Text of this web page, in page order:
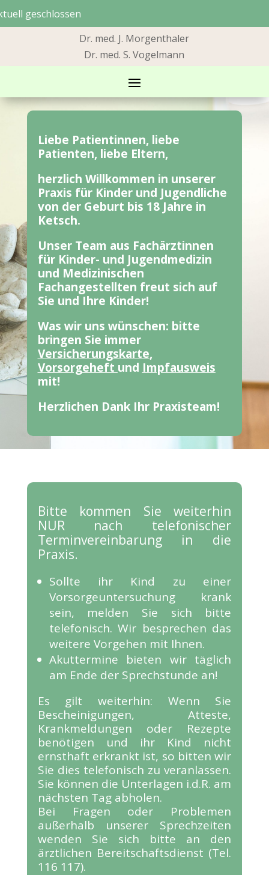
geschlossen
Dr. med. J. Morgenthaler
Dr. med. S. Vogelmann
Liebe Patientinnen, liebe
Patienten, liebe Eltern,
herzlich Willkommen in unserer
Praxis für Kinder und Jugendliche
von der Geburt bis 18 Jahre in
Ketsch.
Unser Team aus Fachärztinnen
für Kinder- und Jugendmedizin
und Medizinischen
Fachangestellten freut sich auf
Sie und Ihre Kinder!
Was wir uns wünschen: bitte
bringen Sie immer
Versicherungskarte,
Vorsorgeheft und Impfausweis
mit!
Herzlichen Dank Ihr Praxisteam!
Bitte kommen Sie weiterhin
NUR nach telefonischer
Terminvereinbarung in die
Praxis.
Sollte ihr Kind zu einer
Vorsorgeuntersuchung krank
sein, melden Sie sich bitte
telefonisch. Wir besprechen das
weitere Vorgehen mit Ihnen.
Akuttermine bieten wir täglich
am Ende der Sprechstunde an!
Es gilt weiterhin: Wenn Sie
Bescheinigungen, Atteste,
Krankmeldungen oder Rezepte
benötigen und ihr Kind nicht
ernsthaft erkrankt ist, so bitten wir
Sie dies telefonisch zu veranlassen.
Sie können die Unterlagen i.d.R. am
nächsten Tag abholen.
Bei Fragen oder Problemen
außerhalb unserer Sprechzeiten
wenden Sie sich bitte an den
ärztlichen Bereitschaftsdienst (Tel.
116 117).